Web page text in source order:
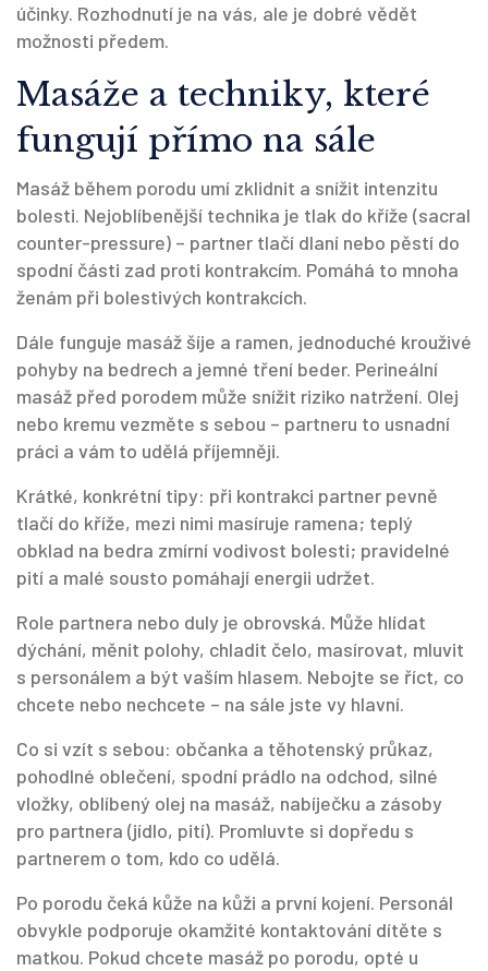
účinky. Rozhodnutí je na vás, ale je dobré vědět
možnosti předem.
Masáže a techniky, které
fungují přímo na sále
Masáž během porodu umí zklidnit a snížit intenzitu
bolesti. Nejoblíbenější technika je tlak do kříže (sacral
counter-pressure) – partner tlačí dlaní nebo pěstí do
spodní části zad proti kontrakcím. Pomáhá to mnoha
ženám při bolestivých kontrakcích.
Dále funguje masáž šíje a ramen, jednoduché krouživé
pohyby na bedrech a jemné tření beder. Perineální
masáž před porodem může snížit riziko natržení. Olej
nebo kremu vezměte s sebou – partneru to usnadní
práci a vám to udělá příjemněji.
Krátké, konkrétní tipy: při kontrakci partner pevně
tlačí do kříže, mezi nimi masíruje ramena; teplý
obklad na bedra zmírní vodivost bolesti; pravidelné
pití a malé sousto pomáhají energii udržet.
Role partnera nebo duly je obrovská. Může hlídat
dýchání, měnit polohy, chladit čelo, masírovat, mluvit
s personálem a být vaším hlasem. Nebojte se říct, co
chcete nebo nechcete – na sále jste vy hlavní.
Co si vzít s sebou: občanka a těhotenský průkaz,
pohodlné oblečení, spodní prádlo na odchod, silné
vložky, oblíbený olej na masáž, nabíječku a zásoby
pro partnera (jídlo, pití). Promluvte si dopředu s
partnerem o tom, kdo co udělá.
Po porodu čeká kůže na kůži a první kojení. Personál
obvykle podporuje okamžité kontaktování dítěte s
matkou. Pokud chcete masáž po porodu, opté u